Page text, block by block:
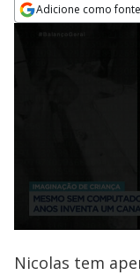
Adicione como
Opens in new
Nicolas tem